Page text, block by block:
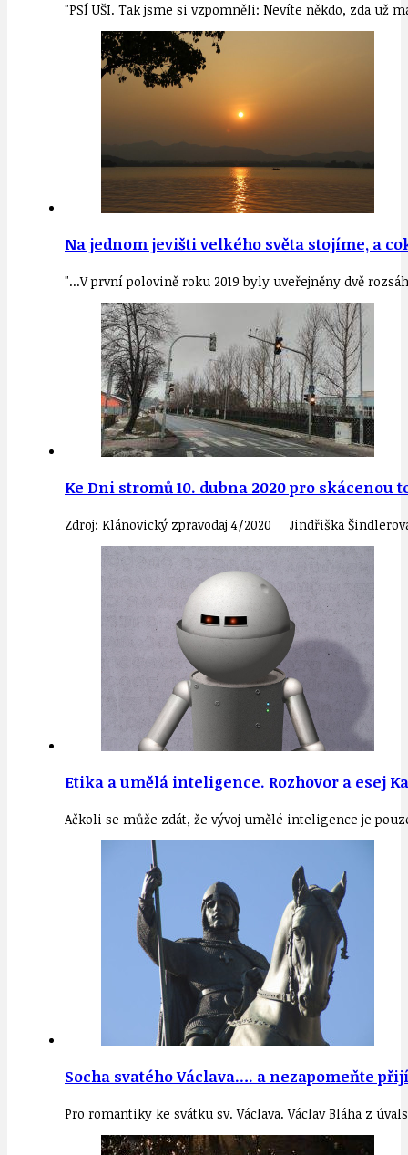
"PSÍ UŠI. Tak jsme si vzpomněli: Nevíte někdo, zda už
Na jednom jevišti velkého světa stojíme, a
"...V první polovině roku 2019 byly uveřejněny dvě
Ke Dni stromů 10. dubna 2020 pro skácenou
Zdroj: Klánovický zpravodaj 4/2020 Jindřiška
Etika a umělá inteligence. Rozhovor a esej
Ačkoli se může zdát, že vývoj umělé inteligence je
Socha svatého Václava…. a nezapomeňte
Pro romantiky ke svátku sv. Václava. Václav Bláha z